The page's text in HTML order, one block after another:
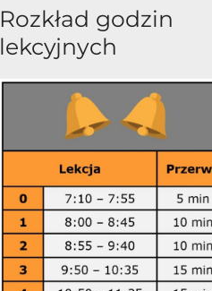
Rozkład godzin
lekcyjnych